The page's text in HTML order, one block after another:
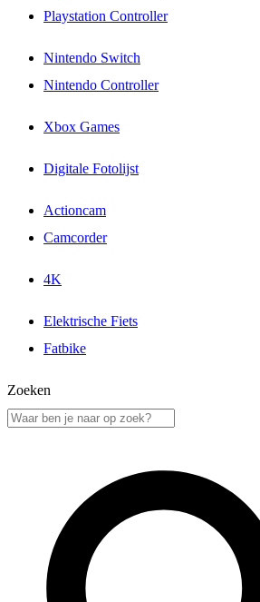
Playstation Controller
Nintendo Switch
Nintendo Controller
Xbox Games
Digitale Fotolijst
Actioncam
Camcorder
4K
Elektrische Fiets
Fatbike
Zoeken